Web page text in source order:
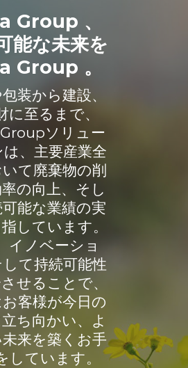
Group 、
能な未来を
Group 。
装から建設、
に至るまで、
ソリュー
、主要産業全
て廃棄物の削
の向上、そし
能な業績の実
しています。
イノベーショ
て持続可能性
せることで、
客様が今日の
ち向かい、よ
未来を築くお手
しています。